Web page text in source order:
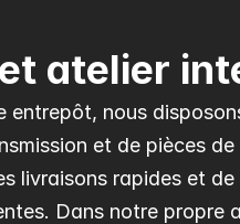
atelier
entrepôt, nous
et de pièces
livraisons rapides et
Dans notre propre